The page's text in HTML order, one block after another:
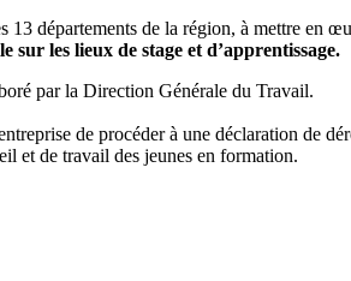
13 départements de la région, à mettre en
sur les lieux de stage et d’apprentissage.
par la Direction Générale du Travail.
de procéder à une déclaration de
et de travail des jeunes en formation.